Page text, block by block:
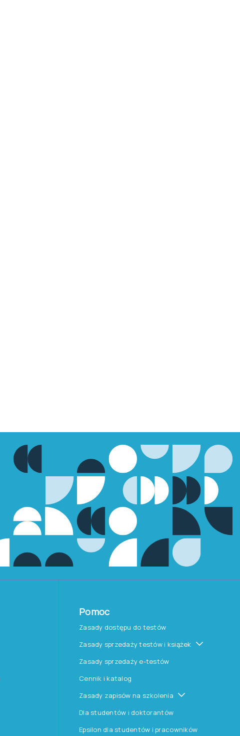
Pomoc
Zasady dostępu do testów
Zasady sprzedaży testów i książek
Zasady sprzedaży e-testów
Cennik i katalog
Zasady zapisów na szkolenia
Dla studentów i doktorantów
Epsilon dla studentów i pracowników